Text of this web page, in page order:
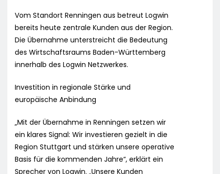
Vom Standort Renningen aus betreut Logwin
bereits heute zentrale Kunden aus der Region.
Die Übernahme unterstreicht die Bedeutung
des Wirtschaftsraums Baden-Württemberg
innerhalb des Logwin Netzwerkes.
Investition in regionale Stärke und
europäische Anbindung
„Mit der Übernahme in Renningen setzen wir
ein klares Signal: Wir investieren gezielt in die
Region Stuttgart und stärken unsere operative
Basis für die kommenden Jahre“, erklärt ein
Sprecher von Logwin. „Unsere Kunden